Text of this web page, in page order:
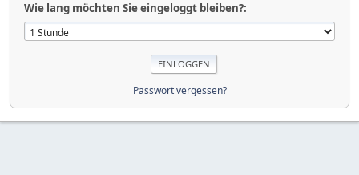
Wie lang möchten Sie eingeloggt bleiben?:
Passwort vergessen?